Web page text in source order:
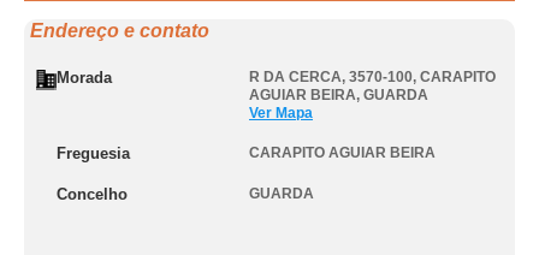
Endereço e contato
Morada R DA CERCA, 3570-100, CARAPITO
AGUIAR BEIRA, GUARDA
Ver Mapa
Freguesia CARAPITO AGUIAR BEIRA
Concelho GUARDA